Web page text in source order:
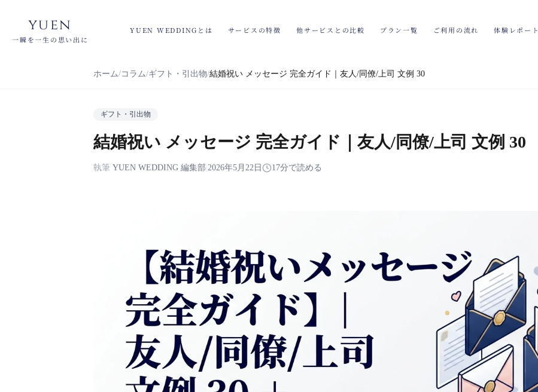
yuen
一瞬を一生の思い出に
YUEN WEDDINGとは サービスの特徴 他サービスとの比較 プラン一覧 ご利用の流れ 体験レポート
ホーム コラム ギフト・引出物 結婚祝い メッセージ 完全ガイド｜友人/同僚/上司 文例 30
ギフト・引出物
結婚祝い メッセージ 完全ガイド｜友人/同僚/上司 文例 30
執筆 YUEN WEDDING 編集部 2026年5月22日 17分で読める